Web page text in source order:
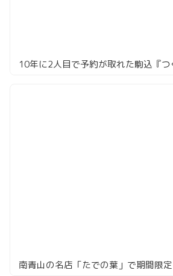
南青山の名店「たでの葉」で期間限